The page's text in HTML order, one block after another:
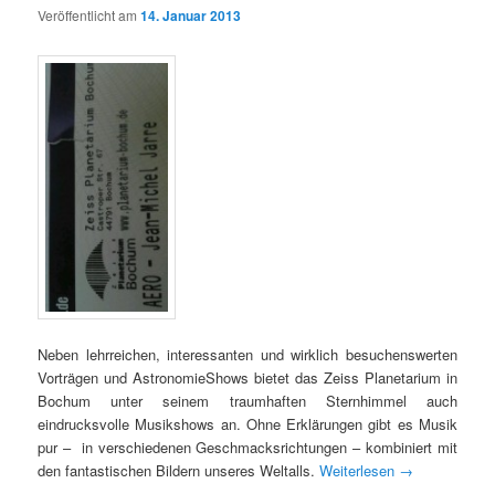
Veröffentlicht am14. Januar 2013
Neben lehrreichen, interessanten und wirklich besuchenswerten
Vorträgen und AstronomieShows bietet das Zeiss Planetarium in
Bochum unter seinem traumhaften Sternhimmel auch
eindrucksvolle Musikshows an. Ohne Erklärungen gibt es Musik
pur – in verschiedenen Geschmacksrichtungen – kombiniert mit
den fantastischen Bildern unseres Weltalls.Weiterlesen →